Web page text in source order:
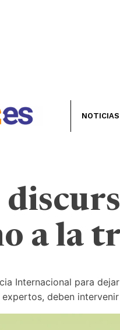
NOTICIAS
a la
Internacional para
deben